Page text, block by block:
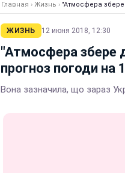
Главная › Жизнь › "Атмосфера
ЖИЗНЬ 12 июня 2018, 12:30
"Атмосфера збере
прогноз погоди на
Вона зазначила, що зараз